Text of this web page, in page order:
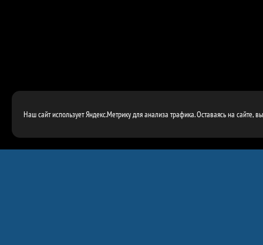
Наш сайт использует Яндекс.Метрику для анализа трафика. Оставаясь на сайте,